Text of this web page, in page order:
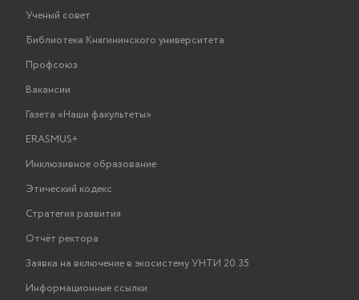
Ученый совет
Библиотека Княгининского университета
Профсоюз
Вакансии
Газета «Наши факультеты»
ERASMUS+
Инклюзивное образование
Этический кодекс
Стратегия развития
Отчёт ректора
Заявка на включение в экосистему УНТИ 20.35
Информационные ссылки